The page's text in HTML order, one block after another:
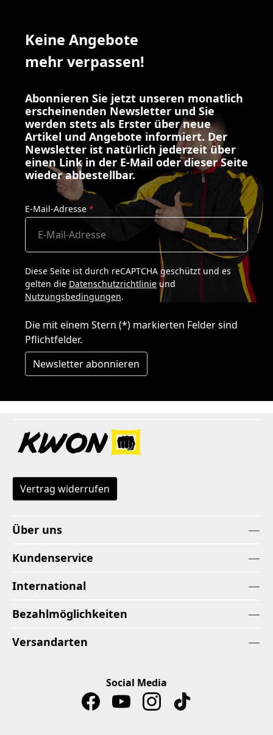
Keine Angebote
mehr verpassen!
Abonnieren Sie jetzt unseren monatlich
erscheinenden Newsletter und Sie
werden stets als Erster über neue
Artikel und Angebote informiert. Der
Newsletter ist natürlich jederzeit über
einen Link in der E-Mail oder dieser Seite
wieder abbestellbar.
E-Mail-Adresse *
Diese Seite ist durch reCAPTCHA geschützt und es
gelten die Datenschutzrichtlinie und
Nutzungsbedingungen.
Die mit einem Stern (*) markierten Felder sind
Pflichtfelder.
Newsletter abonnieren
Vertrag widerrufen
Über uns
Kundenservice
International
Bezahlmöglichkeiten
Versandarten
Social Media